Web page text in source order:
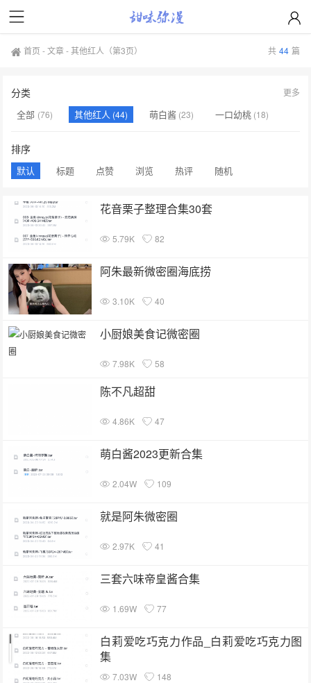
首页 -文章-其他红人 （第3页） 共 44 篇
分类
全部 (76) 其他红人 (44) 萌白酱 (23) 一口幼桃 (18)
更多
排序
默认 标题 点赞 浏览 热评 随机
花音栗子整理合集30套
5.79K 82
阿朱最新微密圈海底捞
3.10K 40
小厨娘美食记微密圈
7.98K 58
陈不凡超甜
4.86K 47
萌白酱2023更新合集
2.04W 109
就是阿朱微密圈
2.97K 41
三套六味帝皇酱合集
1.69W 77
白莉爱吃巧克力作品_白莉爱吃巧克力图
集
7.03W 148